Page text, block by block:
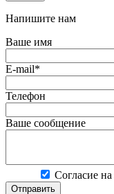
Напишите нам
Ваше имя
E-mail*
Телефон
Ваше сообщение
Согласие на
Отправить